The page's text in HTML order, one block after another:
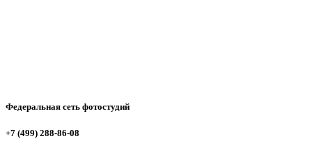
Федеральная сеть фотостудий
+7 (499) 288-86-08